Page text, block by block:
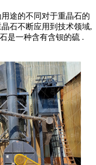
途的不同对于重晶石的
石不断应用到技术领域,
是一种含有含钡的硫 .